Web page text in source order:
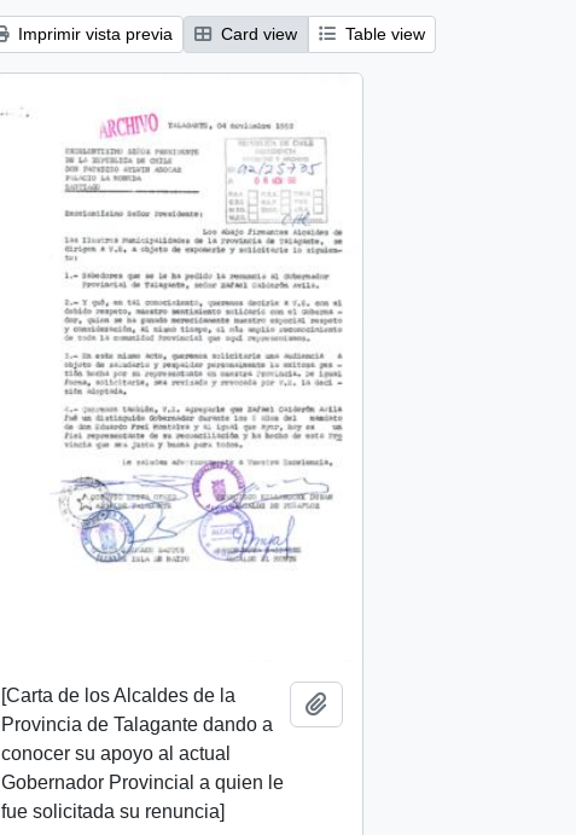
Imprimir vista previa Card view Table view
[Carta de los Alcaldes de la
Provincia de Talagante dando a
conocer su apoyo al actual
Gobernador Provincial a quien le
fue solicitada su renuncia]